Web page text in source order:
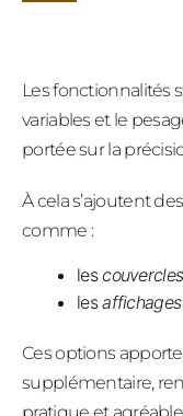
Les fonctionnalités
variables et le
portée sur la
À cela s’ajoutent
comme :
les
lesaffichages
Ces options
supplémentaire,